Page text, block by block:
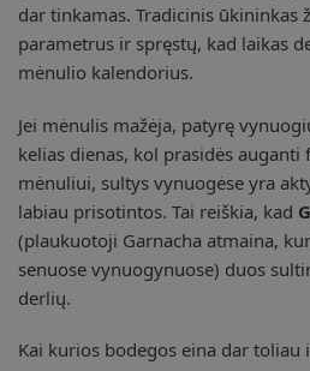
dar tinkamas. Tradicinis ūkininkas
parametrus ir spręstų, kad laikas
mėnulio kalendorius.
Jei mėnulis mažėja, patyrę
kelias dienas, kol prasidės auganti
mėnuliui, sultys vynuogėse yra
labiau prisotintos. Tai reiškia, kad
(plaukuotoji Garnacha atmaina,
senuose vynuogynuose) duos
derlių.
Kai kurios bodegos eina dar